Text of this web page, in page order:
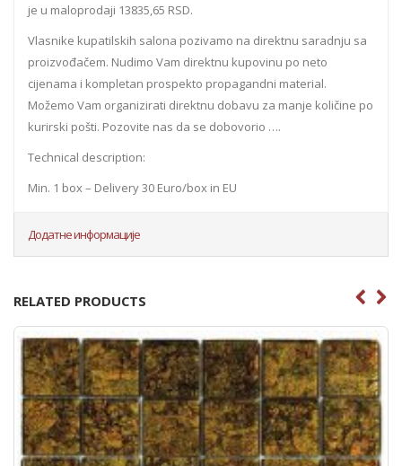
je u maloprodaji 13835,65 RSD.
Vlasnike kupatilskih salona pozivamo na direktnu saradnju sa
proizvođačem. Nudimo Vam direktnu kupovinu po neto
cijenama i kompletan prospekto propagandni material.
Možemo Vam organizirati direktnu dobavu za manje količine po
kurirski pošti. Pozovite nas da se dobovorio ….
Technical description:
Min. 1 box – Delivery 30 Euro/box in EU
Додатне информације
RELATED PRODUCTS